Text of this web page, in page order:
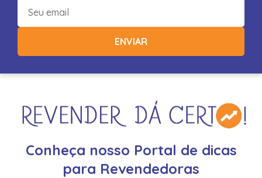
ENVIAR
Conheça nosso Portal de dicas
para Revendedoras